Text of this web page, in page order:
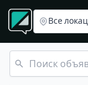
Часы в
Антикварные
Все